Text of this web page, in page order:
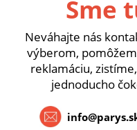
Sme
Neváhajte nás
výberom,
reklamáciu,
jednoducho